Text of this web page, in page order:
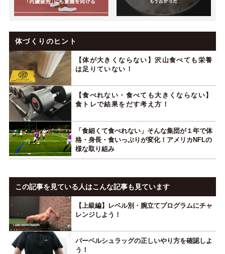
体づくりのヒント
【体が大きくならない】沢山食べても栄養
は足りていない！
【食べれない・食べても大きくならない】
食トレで結果をだす考え方！
「食細くて食べれない」そんな集団が１年で体
格・身長・食いっぷりが変化！アメリカNFLの
様な取り組み
この記事を見ている人はこんな記事も見ています
【上級編】レベル別・腕立てプログラムにチャ
レンジしよう！
バーベルシュラッグの正しいやり方を確認しよ
う！